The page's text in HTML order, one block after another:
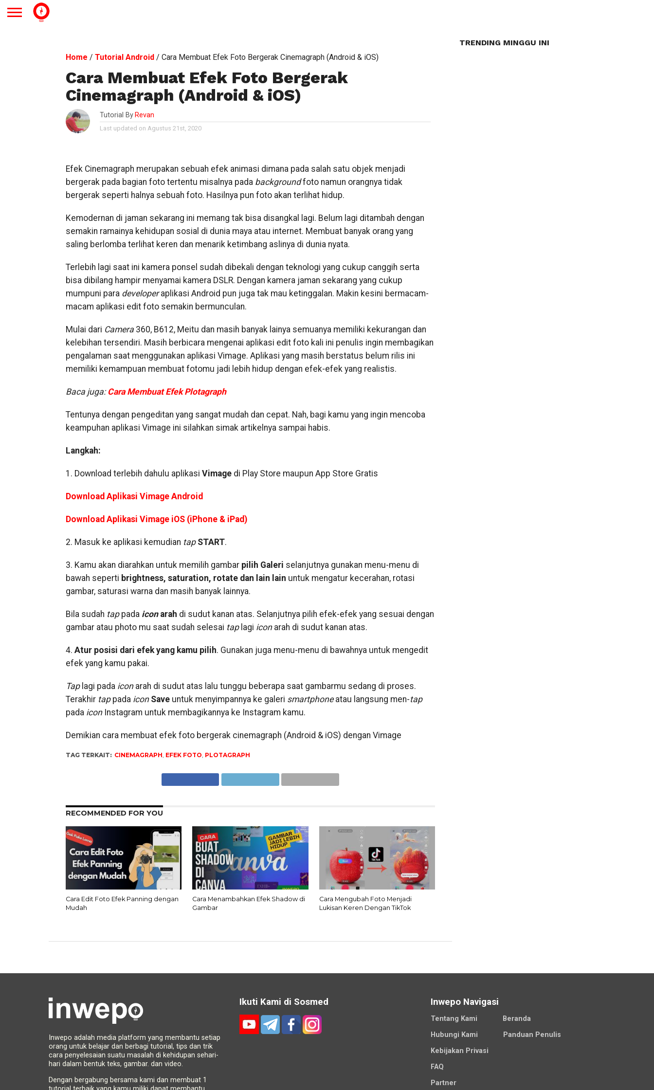
Home / Tutorial Android/ Cara Membuat Efek Foto Bergerak Cinemagraph (Android & iOS)
Cara Membuat Efek Foto Bergerak
Cinemagraph (Android & iOS)
Tutorial By Revan
Last updated on Agustus 21st, 2020
Efek Cinemagraph merupakan sebuah efek animasi dimana pada salah satu objek menjadi
bergerak pada bagian foto tertentu misalnya pada backgroundfoto namun orangnya tidak
bergerak seperti halnya sebuah foto. Hasilnya pun foto akan terlihat hidup.
Kemodernan di jaman sekarang ini memang tak bisa disangkal lagi. Belum lagi ditambah dengan
semakin ramainya kehidupan sosial di dunia maya atau internet. Membuat banyak orang yang
saling berlomba terlihat keren dan menarik ketimbang aslinya di dunia nyata.
Terlebih lagi saat ini kamera ponsel sudah dibekali dengan teknologi yang cukup canggih serta
bisa dibilang hampir menyamai kamera DSLR. Dengan kamera jaman sekarang yang cukup
mumpuni para developeraplikasi Android pun juga tak mau ketinggalan. Makin kesini bermacam-
macam aplikasi edit foto semakin bermunculan.
Mulai dari Camera360, B612, Meitu dan masih banyak lainya semuanya memiliki kekurangan dan
kelebihan tersendiri. Masih berbicara mengenai aplikasi edit foto kali ini penulis ingin membagikan
pengalaman saat menggunakan aplikasi Vimage. Aplikasi yang masih berstatus belum rilis ini
memiliki kemampuan membuat fotomu jadi lebih hidup dengan efek-efek yang realistis.
Baca juga: Cara Membuat Efek Plotagraph
Tentunya dengan pengeditan yang sangat mudah dan cepat. Nah, bagi kamu yang ingin mencoba
keampuhan aplikasi Vimage ini silahkan simak artikelnya sampai habis.
Langkah:
1. Download terlebih dahulu aplikasi Vimagedi Play Store maupun App Store Gratis
Download Aplikasi Vimage Android
Download Aplikasi Vimage iOS (iPhone & iPad)
2. Masuk ke aplikasi kemudian tap START.
3. Kamu akan diarahkan untuk memilih gambar pilih Galeri selanjutnya gunakan menu-menu di
bawah seperti brightness, saturation, rotate dan lain lain untuk mengatur kecerahan, rotasi
gambar, saturasi warna dan masih banyak lainnya.
Bila sudah tappada iconarah di sudut kanan atas. Selanjutnya pilih efek-efek yang sesuai dengan
gambar atau photo mu saat sudah selesai taplagi iconarah di sudut kanan atas.
4. Atur posisi dari efek yang kamu pilih. Gunakan juga menu-menu di bawahnya untuk mengedit
efek yang kamu pakai.
Taplagi pada iconarah di sudut atas lalu tunggu beberapa saat gambarmu sedang di proses.
Terakhir tappada icon Saveuntuk menyimpannya ke galeri smartphoneatau langsung men-tap
pada iconInstagram untuk membagikannya ke Instagram kamu.
Demikian cara membuat efek foto bergerak cinemagraph (Android & iOS) dengan Vimage
TAG TERKAIT: CINEMAGRAPH, EFEK FOTO, PLOTAGRAPH
RECOMMENDED FOR YOU
Cara Edit Foto Efek Panning dengan
Mudah
Cara Menambahkan Efek Shadow di
Gambar
Cara Mengubah Foto Menjadi
Lukisan Keren Dengan TikTok
TRENDING MINGGU INI
Inwepo adalah media platform yang membantu setiap
orang untuk belajar dan berbagi tutorial, tips dan trik
cara penyelesaian suatu masalah di kehidupan sehari-
hari dalam bentuk teks, gambar. dan video.
Dengan bergabung bersama kami dan membuat 1
Ikuti Kami di Sosmed Inwepo Navigasi
Tentang Kami
Beranda
Hubungi Kami
Panduan Penulis
Kebijakan Privasi
FAQ
Partner